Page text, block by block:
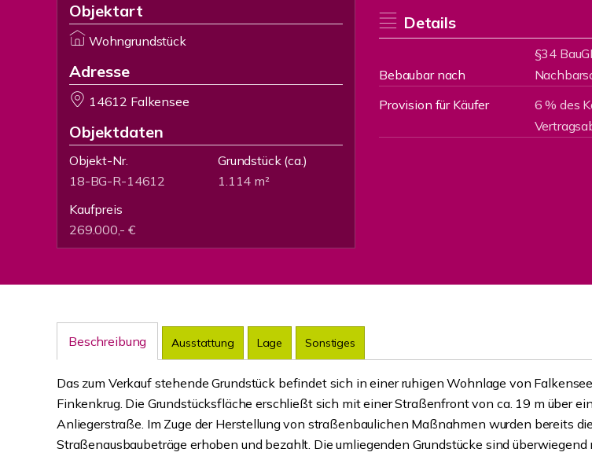
Objektart
Wohngrundstück
Adresse
14612 Falkensee
Objektdaten
Objekt-Nr.
18-BG-R-14612
Grundstück(ca.)
1.114 m²
Kaufpreis
269.000,- €
Details
Bebaubar nach
§34
Provision für Käufer
6 % des
Beschreibung Ausstattung Lage Sonstiges
Das zum Verkauf stehende Grundstück befindet sich in einer ruhigen Wohnlage von
Finkenkrug. Die Grundstücksfläche erschließt sich mit einer Straßenfront von ca. 19 m über
Anliegerstraße. Im Zuge der Herstellung von straßenbaulichen Maßnahmen wurden bereits die
Straßenausbaubeträge erhoben und bezahlt. Die umliegenden Grundstücke sind überwiegend